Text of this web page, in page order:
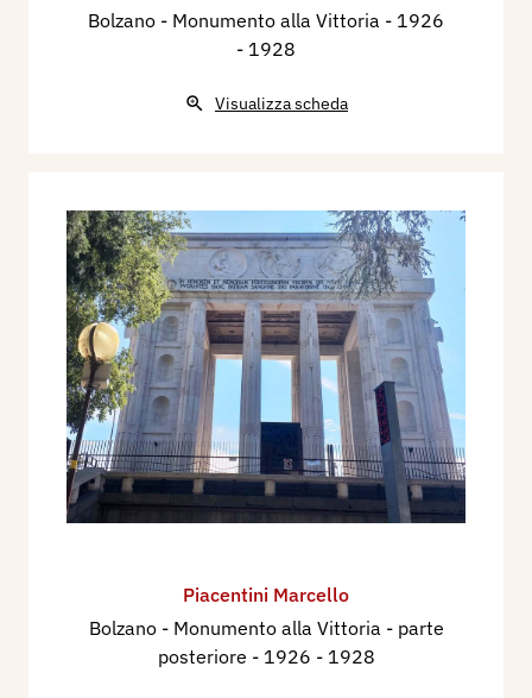
Bolzano - Monumento alla Vittoria - 1926
- 1928
Visualizza scheda
Piacentini Marcello
Bolzano - Monumento alla Vittoria - parte
posteriore - 1926 - 1928